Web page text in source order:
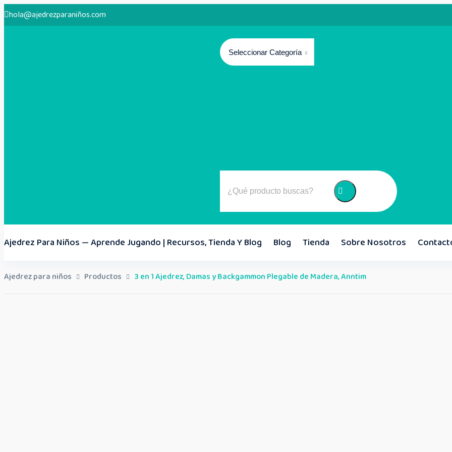
hola@ajedrezparaniños.com
Seleccionar Categoría
Ajedrez Para Niños — Aprende Jugando | Recursos, Tienda Y Blog Blog Tienda Sobre Nosotros
Ajedrez para niños Productos 3 en 1 Ajedrez, Damas y Backgammon Plegable de Madera, Anntim